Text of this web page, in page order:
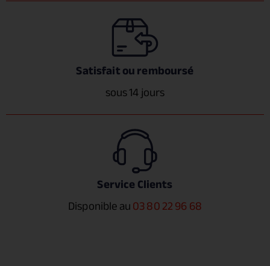
Satisfait ou remboursé
sous 14 jours
Service Clients
Disponible au03 80 22 96 68